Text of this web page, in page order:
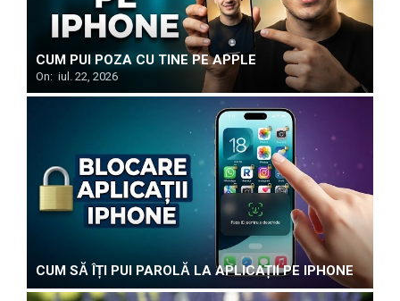
CUM PUI POZA CU TINE PE APPLE
On: iul. 22, 2026
CUM SĂ ÎȚI PUI PAROLĂ LA APLICAȚII PE IPHONE